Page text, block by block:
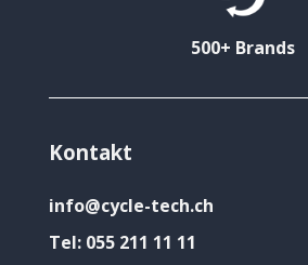
500+ Brands
Kontakt
info@cycle-tech.ch
Tel: 055 211 11 11